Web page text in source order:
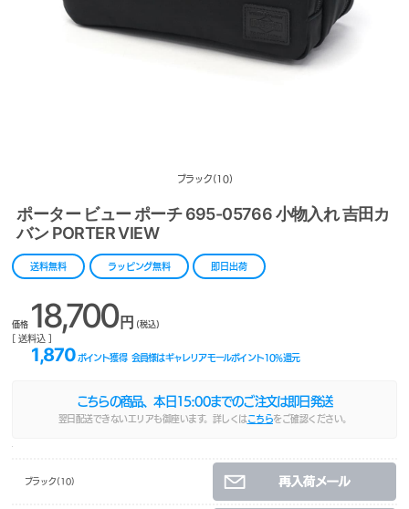
ブラック(10)
ポーター ビュー ポーチ 695-05766 小物入れ 吉田カ
バン PORTER VIEW
送料無料 ラッピング無料 即日出荷
価格 18,700円 (税込)
[ 送料込 ]
1,870 ポイント獲得 会員様はギャレリアモールポイント10%還元
こちらの商品、本日 15:00までのご注文は即日発送
翌日配送できないエリアも御座います。詳しくは こちらをご確認ください。
ブラック(10)